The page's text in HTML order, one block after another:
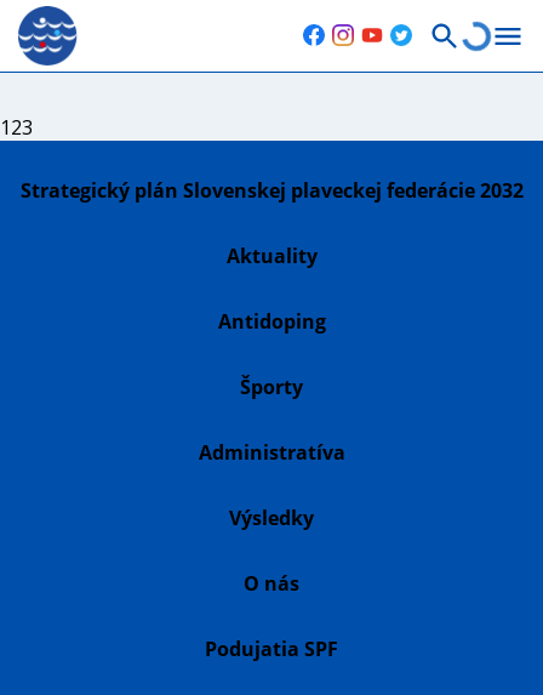
123
Strategický plán Slovenskej plaveckej federácie 2032
Aktuality
Antidoping
Športy
Administratíva
Výsledky
O nás
Podujatia SPF